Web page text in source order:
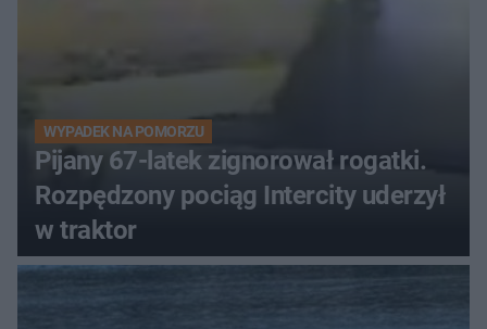
WYPADEK NA POMORZU
Pijany 67-latek zignorował rogatki.
Rozpędzony pociąg Intercity uderzył
w traktor